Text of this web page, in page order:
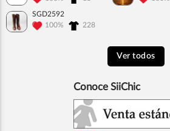
SGD2592
100%
228
Ver todos
Conoce SiiChic